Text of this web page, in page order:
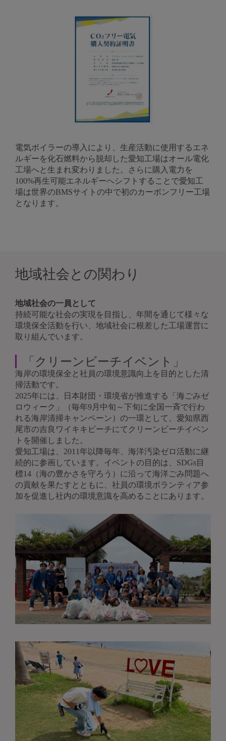
電気ボイラーの導入により、生産活動に使用するエネ
ルギーを化石燃料から脱却した愛知工場はオール電化
工場へと生まれ変わりました。さらに購入電力を
100%再生可能エネルギーへシフトすることで愛知工
場は世界のBMSサイトの中で初のカーボンフリー工場
となります。
地域社会との関わり
地域社会の一員として
持続可能な社会の実現を目指し、年間を通じて様々な
環境保全活動を行い、地域社会に根差した工場運営に
取り組んでいます。
「クリーンビーチイベント」
海岸の環境保全と社員の環境意識向上を目的とした清
掃活動です。
2025年には、日本財団・環境省が推進する「海ごみゼ
ロウィーク」（毎年9月中旬～下旬に全国一斉で行わ
れる海岸清掃キャンペーン）の一環として、愛知県西
尾市の吉良ワイキキビーチにてクリーンビーチイベン
トを開催しました。
愛知工場は、2011年以降毎年、海洋汚染ゼロ活動に継
続的に参画しています。イベントの目的は、SDGs目
標14（海の豊かさを守ろう）に沿って海洋ごみ問題へ
の貢献を果たすとともに、社員の環境ボランティア参
加を促進し社内の環境意識を高めることにあります。